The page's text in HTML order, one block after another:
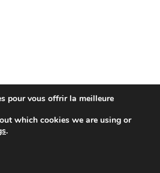
© 2026 Afera
pour vous offrir la meilleure
which cookies we are using or
.